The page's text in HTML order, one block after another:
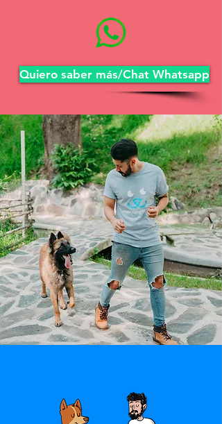
Quiero saber más/Chat Whatsapp